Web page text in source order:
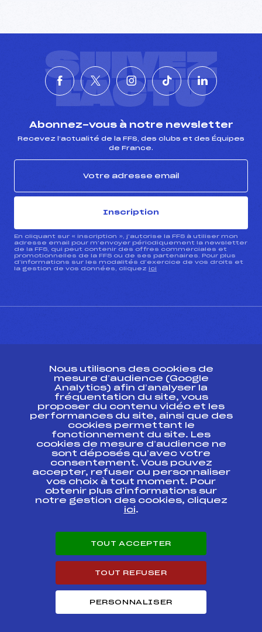
SUIVEZ
L'ACTU
Abonnez-vous à notre newsletter
Recevez l’actualité de la FFS, des clubs et des Équipes
de France.
Inscription
En cliquant sur « inscription », j’autorise la FFS à utiliser mon
adresse email pour m’envoyer périodiquement la newsletter
de la FFS, qui peut contenir des offres commerciales et
promotionnelles de la FFS ou de ses partenaires. Pour plus
d’informations sur les modalités d’exercice de vos droits et
la gestion de vos données, cliquez ici
Ressources
Pass’Neige
Projet sportif fédéral
Projet de performance fédéral
Antidopage
Pôle Développement, Formation, Suivi
Scientifique
Listes ministérielles
Pôle vie de l’athlète
Enseignement professionnel
Carrières
Nous utilisons des cookies de
mesure d’audience (Google
Analytics) afin d’analyser la
fréquentation du site, vous
proposer du contenu vidéo et les
performances du site, ainsi que des
cookies permettant le
fonctionnement du site. Les
cookies de mesure d’audience ne
sont déposés qu’avec votre
consentement. Vous pouvez
accepter, refuser ou personnaliser
vos choix à tout moment. Pour
obtenir plus d'informations sur
notre gestion des cookies, cliquez
ici.
TOUT ACCEPTER
TOUT REFUSER
PERSONNALISER